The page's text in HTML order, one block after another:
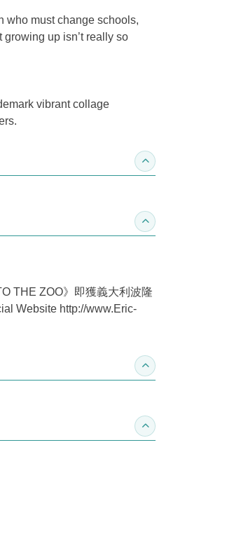
who must change schools,
up isn’t really so
vibrant collage
收合得獎紀錄
收合作家介紹
THE ZOO》即獲義大利波隆
Website http://www.Eric-
收合推薦專區
收合訂購須知